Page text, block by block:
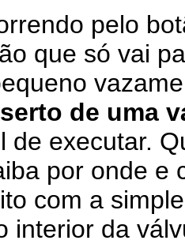
pelo
que só vai
de uma
de executar.
por onde e
com a
interior da